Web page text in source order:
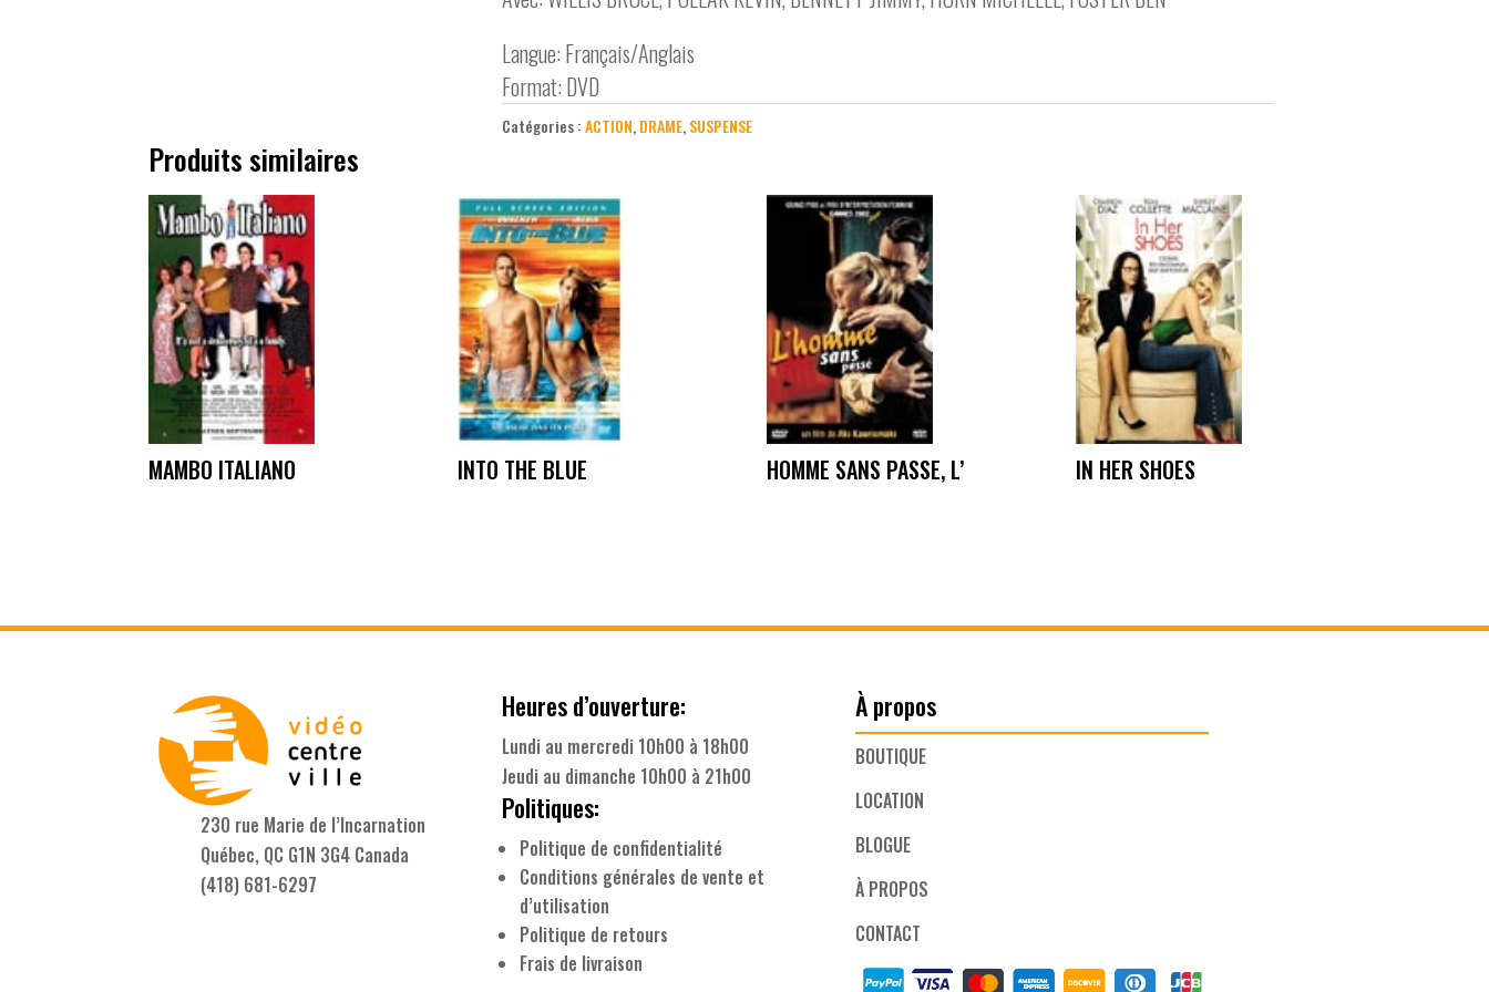
Langue: Français/Anglais
Format: DVD
Catégories :ACTION,DRAME,SUSPENSE
Produits similaires
MAMBO ITALIANO INTO THE BLUE HOMME SANS PASSE, L’ IN HER SHOES
230 rue Marie de l’Incarnation
Québec, QC G1N 3G4 Canada
(418) 681-6297
Heures d’ouverture:
Lundi au mercredi 10h00 à 18h00
Jeudi au dimanche 10h00 à 21h00
Politiques:
Politique de confidentialité
Conditions générales de vente et
d’utilisation
Politique de retours
Frais de livraison
À propos
BOUTIQUE
LOCATION
BLOGUE
À PROPOS
CONTACT